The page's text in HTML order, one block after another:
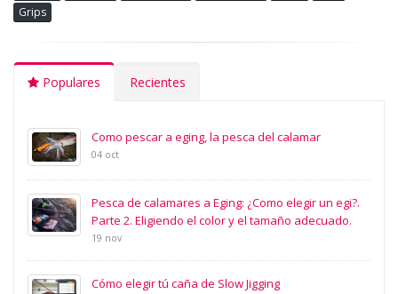
Grips
Populares Recientes
Como pescar a eging, la pesca del calamar
04 oct
Pesca de calamares a Eging: ¿Como elegir un egi?.
Parte 2. Eligiendo el color y el tamaño adecuado.
19 nov
Cómo elegir tú caña de Slow Jigging